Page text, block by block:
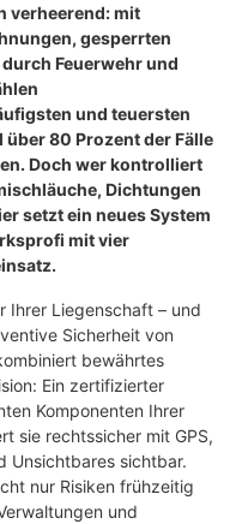
verheerend: mit
gesperrten
Feuerwehr und
und teuersten
80 Prozent der Fälle
Doch wer kontrolliert
Dichtungen
setzt ein neues System
mit vier
Ihrer Liegenschaft – und
Sicherheit von
bewährtes
Ein zertifizierter
Komponenten Ihrer
sie rechtssicher mit GPS,
Unsichtbares sichtbar.
nur Risiken frühzeitig
und